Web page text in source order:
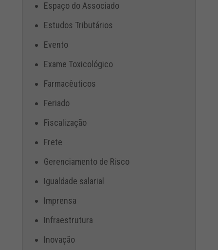
Espaço do Associado
Estudos Tributários
Evento
Exame Toxicológico
Farmacêuticos
Feriado
Fiscalização
Frete
Gerenciamento de Risco
Igualdade salarial
Imprensa
Infraestrutura
Inovação